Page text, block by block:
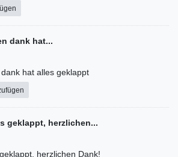
dank hat...
hat alles geklappt
geklappt, herzlichen...